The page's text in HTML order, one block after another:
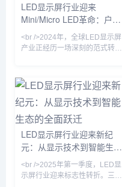
LED显示屏行业迎来
Mini/Micro LED革命：户外
广告与虚拟拍摄双轮驱动
<br />2024年，全球LED显示屏
产业正经历一场深刻的范式转
面贴装）与COB（板上芯片）
技术格局已被彻底打破，
Mini/Micro LED技术从实验室加
速走向量产线，成为驱动市场增
长的核心引擎。多家头部厂商如
利亚德、洲明科技、艾比森在
2024年半年报中披露，Mini
而Micro LED的像素间距已突破
P
LED显示屏行业迎来新纪
元：从显示技术到智能生态
的全面跃迁
<br />2025年第一季度，LED显
示屏行业迎来标志性转折。三